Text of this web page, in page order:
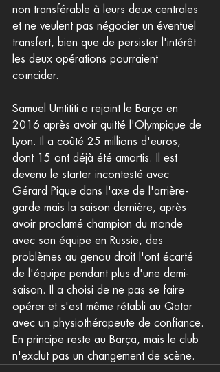
non transférable à leurs deux centrales
et ne veulent pas négocier un éventuel
transfert, bien que de persister l'intérêt
les deux opérations pourraient
coïncider.
Samuel Umtititi a rejoint le Barça en
2016 après avoir quitté l'Olympique de
Lyon. Il a coûté 25 millions d'euros,
dont 15 ont déjà été amortis. Il est
devenu le starter incontesté avec
Gérard Pique dans l'axe de l'arrière-
garde mais la saison dernière, après
avoir proclamé champion du monde
avec son équipe en Russie, des
problèmes au genou droit l'ont écarté
de l'équipe pendant plus d'une demi-
saison. Il a choisi de ne pas se faire
opérer et s'est même rétabli au Qatar
avec un physiothérapeute de confiance.
En principe reste au Barça, mais le club
n'exclut pas un changement de scène.